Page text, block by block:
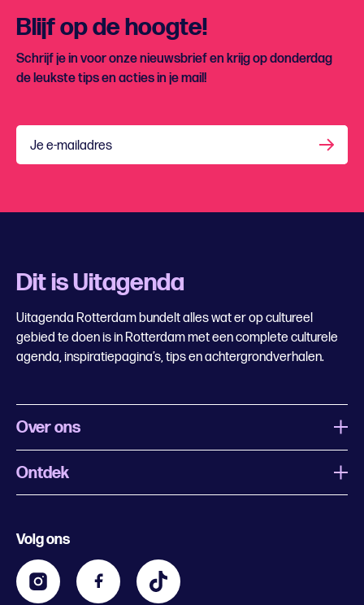
Blijf op de hoogte!
Schrijf je in voor onze nieuwsbrief en krijg op donderdag
de leukste tips en acties in je mail!
Je e-mailadres
Dit is Uitagenda
Uitagenda Rotterdam bundelt alles wat er op cultureel
gebied te doen is in Rotterdam met een complete culturele
agenda, inspiratiepagina’s, tips en achtergrondverhalen.
Over ons
Wat is Uitagenda Rotterdam
Contact
Zakelijk
Ontdek
Kids
Volg ons